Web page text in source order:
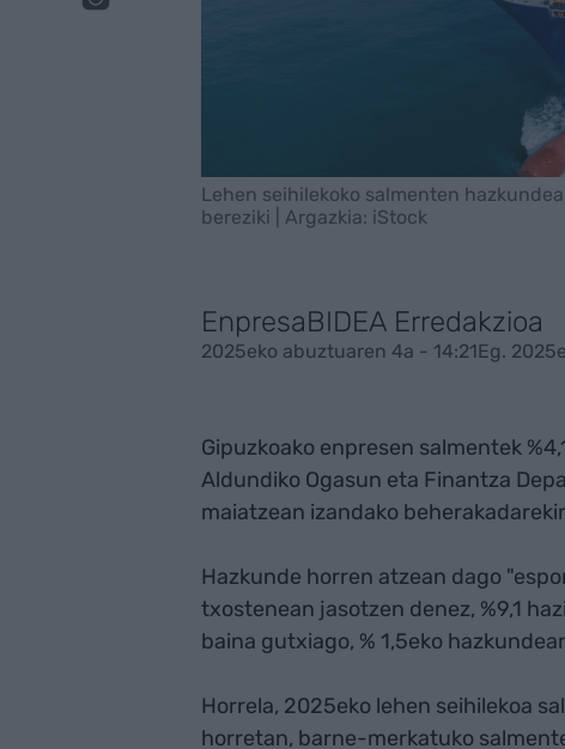
Lehen seihilekoko salmenten
bereziki | Argazkia: iStock
EnpresaBIDEA Erredakzioa
2025eko abuztuaren 4a - 14:21Eg.
Gipuzkoako enpresen salmentek
Aldundiko Ogasun eta Finantza
maiatzean izandako
Hazkunde horren atzean dago
txostenean jasotzen denez, %9,1
baina gutxiago, % 1,5eko
Horrela, 2025eko lehen seihilekoa
horretan, barne-merkatuko